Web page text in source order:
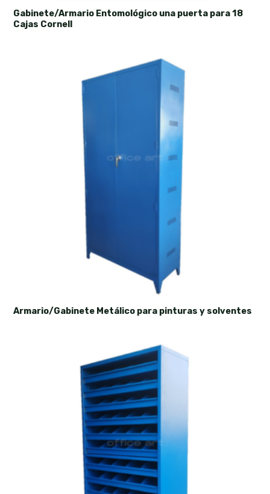
Gabinete/Armario Entomológico una puerta para 18
Cajas Cornell
Armario/Gabinete Metálico para pinturas y solventes